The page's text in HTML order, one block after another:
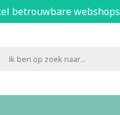
betrouwbare webshops